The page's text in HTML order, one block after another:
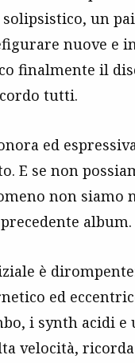
un
nuove e
finalmente il
tutti.
ed
E se non
non siamo
album.
è
ed
i synth acidi
velocità, ricorda